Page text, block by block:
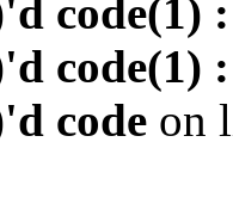
code(1)
code(1)
code on